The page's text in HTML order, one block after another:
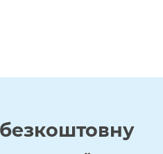
безкоштовну